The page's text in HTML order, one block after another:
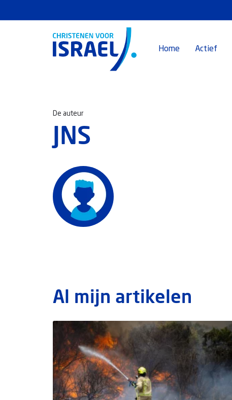
Home Actief
De auteur
JNS
Al mijn artikelen